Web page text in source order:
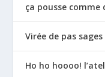
ça pousse comme
Virée de pas
Ho ho hoooo!